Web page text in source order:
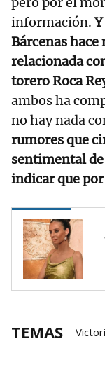
información.
Bárcenas hace
relacionada
torero Roca
ambos ha
no hay nada
rumores que
sentimental
indicar que
TEMAS